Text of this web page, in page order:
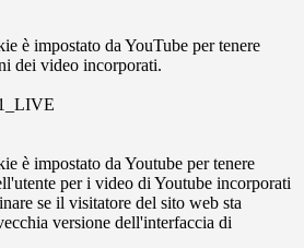
è impostato da YouTube per tenere
dei video incorporati.
è impostato da Youtube per tenere
per i video di Youtube incorporati
se il visitatore del sito web sta
versione dell'interfaccia di